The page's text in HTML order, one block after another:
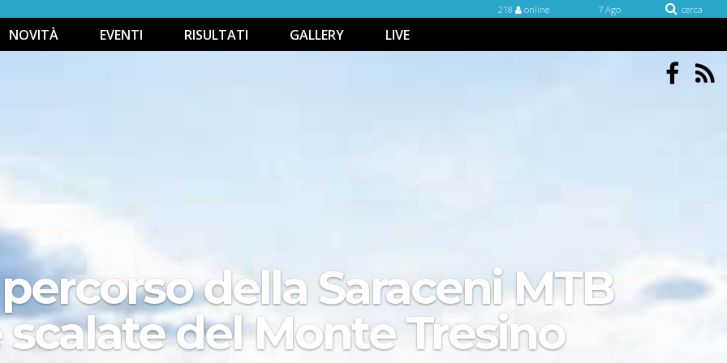
cerca
7 Ago
218 online
NOVITÀ EVENTI RISULTATI GALLERY LIVE
della Saraceni MTB
del Monte Tresino